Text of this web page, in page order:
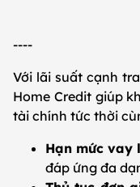
----
Với lãi suất cạnh
Home Credit giúp
tài chính tức thời
Hạn mức vay
đáp ứng đa